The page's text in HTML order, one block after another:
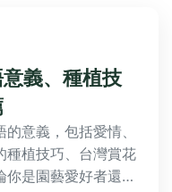
義、種植技
意義，包括愛情、
種植技巧、台灣賞花
是園藝愛好者還是